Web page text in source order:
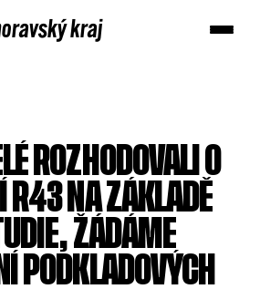
kraj
darem
ROZHODOVALI O
R43 NA ZÁKLADĚ
ŽÁDÁME
PODKLADOVÝCH